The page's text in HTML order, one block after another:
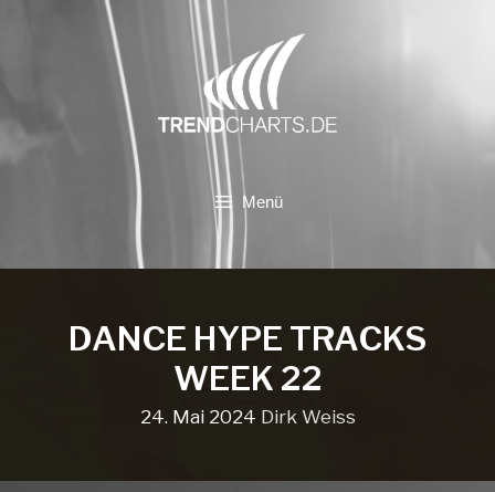
Menü
DANCE HYPE TRACKS
WEEK 22
24. Mai 2024 Dirk Weiss